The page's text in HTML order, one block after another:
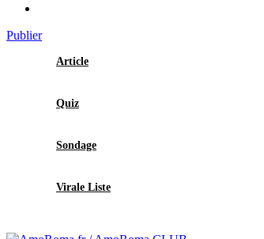
Publier
Article
Quiz
Sondage
Virale Liste